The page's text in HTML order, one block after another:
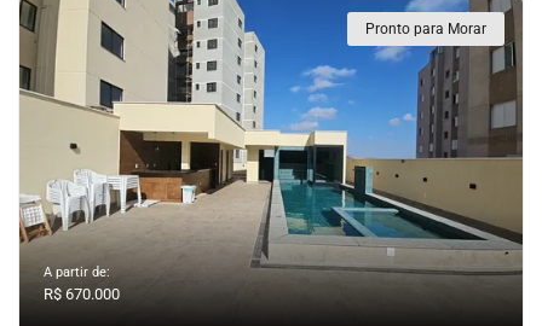
Pronto para Morar
A partir de:
R$ 670.000